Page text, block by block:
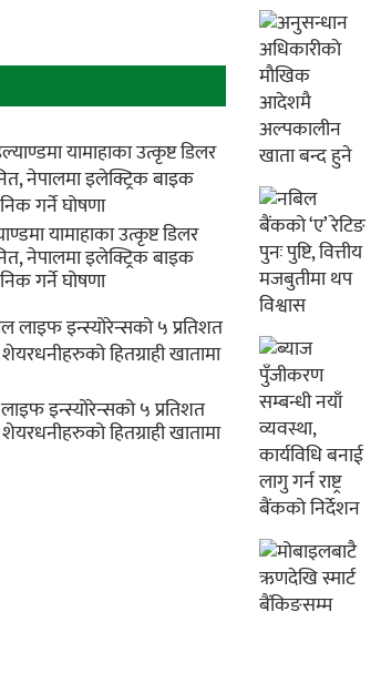
यामाहाका उत्कृष्ट डिलर
नेपालमा इलेक्ट्रिक बाइक
गर्ने घोषणा
इन्स्योरेन्सको ५ प्रतिशत
हितग्राही खातामा